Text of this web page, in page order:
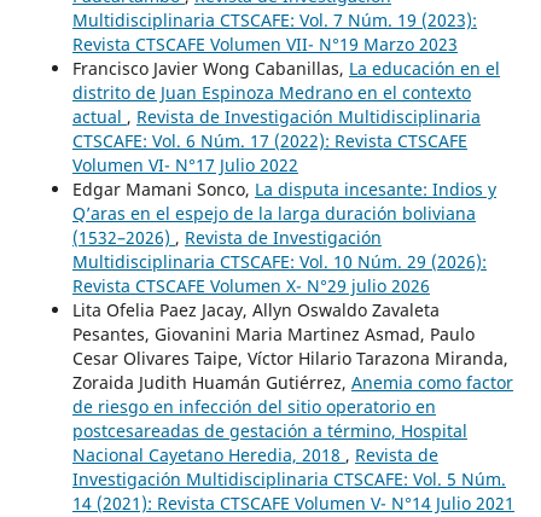
Multidisciplinaria CTSCAFE: Vol. 7 Núm. 19 (2023):
Revista CTSCAFE Volumen VII- N°19 Marzo 2023
Francisco Javier Wong Cabanillas, La educación en el
distrito de Juan Espinoza Medrano en el contexto
actual , Revista de Investigación Multidisciplinaria
CTSCAFE: Vol. 6 Núm. 17 (2022): Revista CTSCAFE
Volumen VI- N°17 Julio 2022
Edgar Mamani Sonco, La disputa incesante: Indios y
Q’aras en el espejo de la larga duración boliviana
(1532–2026) , Revista de Investigación
Multidisciplinaria CTSCAFE: Vol. 10 Núm. 29 (2026):
Revista CTSCAFE Volumen X- N°29 julio 2026
Lita Ofelia Paez Jacay, Allyn Oswaldo Zavaleta
Pesantes, Giovanini Maria Martinez Asmad, Paulo
Cesar Olivares Taipe, Víctor Hilario Tarazona Miranda,
Zoraida Judith Huamán Gutiérrez, Anemia como factor
de riesgo en infección del sitio operatorio en
postcesareadas de gestación a término, Hospital
Nacional Cayetano Heredia, 2018 , Revista de
Investigación Multidisciplinaria CTSCAFE: Vol. 5 Núm.
14 (2021): Revista CTSCAFE Volumen V- N°14 Julio 2021